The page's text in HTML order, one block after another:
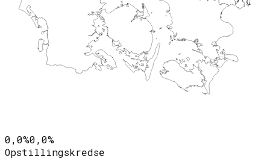
0,0%0,0%
Opstillingskredse